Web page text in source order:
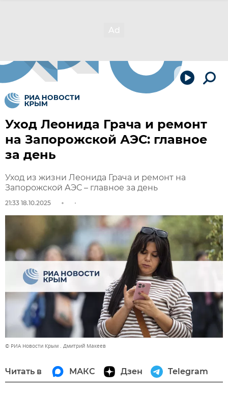
Уход Леонида Грача и ремонт
на Запорожской АЭС: главное
за день
Уход из жизни Леонида Грача и ремонт на
Запорожской АЭС – главное за день
21:33 18.10.2025
© РИА Новости Крым . Дмитрий Макеев
Читать в МАКС Дзен Telegram